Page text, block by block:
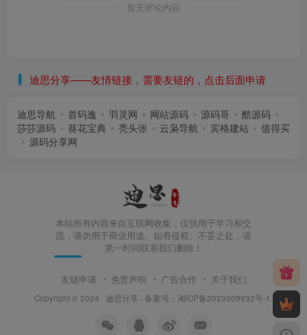
暂无评论内容
迪思分享——友情链接，需要友链的，点击后面申请
迪思导航 首码逸 羽灵网 网站源码 源码哥
酷源码
莎莎源码
葵花宝典 秃头张 云枭导航 宾格建站
值得买
源码分享网
本站所有内容来自互联网收集，仅供用于学习和交
流，请勿用于商业用途。如有侵权、不妥之处，请
第一时间联系我们删除！
友链申请 免责声明 广告合作 关于我们
Copyright © 2024 · 迪思分享 · 备案号： 湘ICP备2023009932号-1